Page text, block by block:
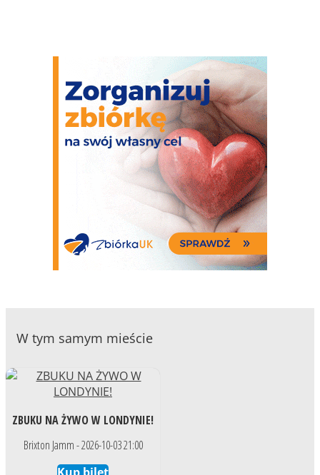
W tym samym mieście
ZBUKU NA ŻYWO W LONDYNIE!
Brixton Jamm - 2026-10-03 21:00